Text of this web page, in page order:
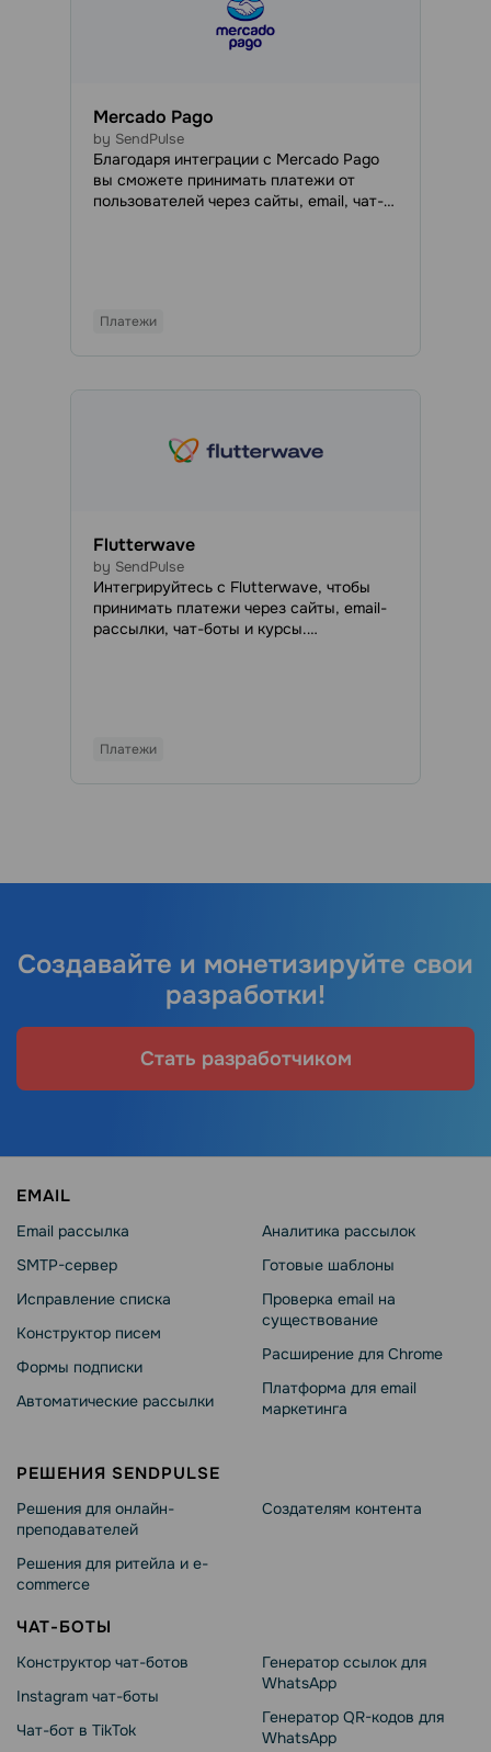
Mercado Pago
by SendPulse
Благодаря интеграции с Mercado Pago
вы сможете принимать платежи от
пользователей через сайты, email, чат-
банков.
Платежи
Flutterwave
by SendPulse
Интегрируйтесь с Flutterwave, чтобы
принимать платежи через сайты, email-
рассылки, чат-боты и курсы.
Платежи
Создавайте и монетизируйте свои
разработки!
Стать разработчиком
EMAIL
Email рассылка
SMTP-сервер
Исправление списка
Конструктор писем
Формы подписки
Автоматические рассылки
Аналитика рассылок
Готовые шаблоны
Проверка email на
существование
Расширение для Chrome
Платформа для email
маркетинга
РЕШЕНИЯ SENDPULSE
Решения для онлайн-
преподавателей
Решения для ритейла и e-
commerce
Создателям контента
ЧАТ-БОТЫ
Конструктор чат-ботов
Instagram чат-боты
Чат-бот в TikTok
Генератор ссылок для
WhatsApp
Генератор QR-кодов для
WhatsApp